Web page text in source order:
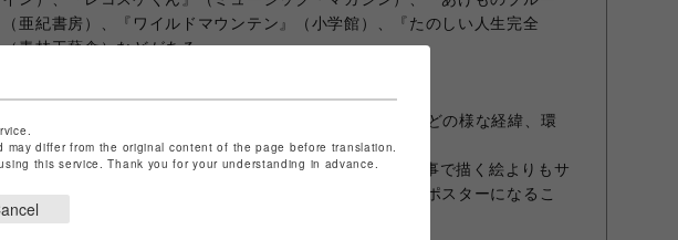
（亜紀書房）、『ワイルドマウンテン』（小学館）、『たのしい人生完全
青林工藝舎）などがある。
Q&A
今回の PARCO PRINT CENTER に出展いただいた作品はどの様な経緯、環
いで制作されましたか？
年開催されたグループ展のために描いた絵です。普段仕事で描く絵よりもサ
格段に大きく、時間と手間もかけた作品なので、これがポスターになるこ
嬉しいです。
differ from the original content of the page before translation.
this service. Thank you for your understanding in advance.